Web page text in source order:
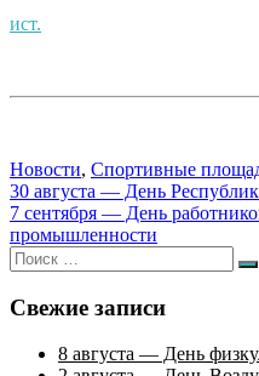
ист.
Новости, Спортивные
Навигация
по
записям
30 августа — День
7 сентября — День
промышленности
Искать:
Свежие записи
8 августа — День